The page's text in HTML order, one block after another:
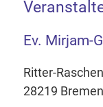
Ev. Mirjam-
Ritter-
28219 Bremen